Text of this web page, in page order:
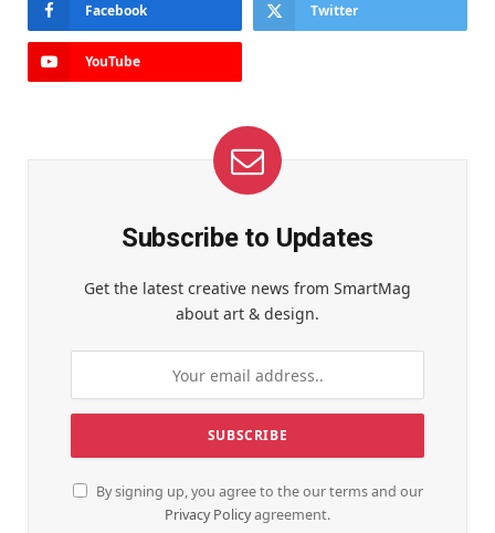
Facebook Twitter
YouTube
Subscribe to Updates
Get the latest creative news from SmartMag
about art & design.
By signing up, you agree to the our terms and our
Privacy Policyagreement.